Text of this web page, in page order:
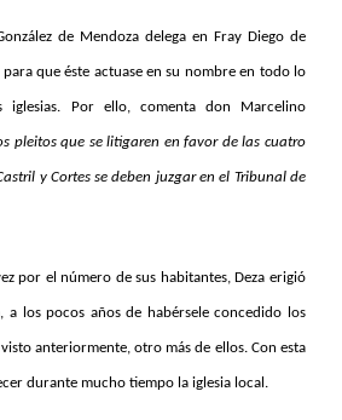
de Mendoza delega en Fray Diego de
para que éste actuase en su nombre en todo lo
iglesias. Por ello, comenta don Marcelino
pleitos que se litigaren en favor de las cuatro
y Cortes se deben juzgar en el Tribunal de
por el número de sus habitantes, Deza erigió
a los pocos años de habérsele concedido los
anteriormente, otro más de ellos. Con esta
durante mucho tiempo la iglesia local.